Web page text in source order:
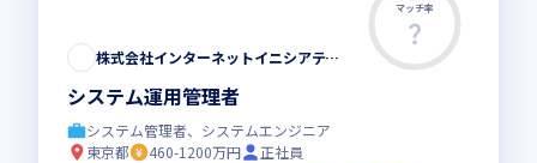
マッチ率
株式会社インターネットイニシアティブ
システム運用管理者
システム管理者、システムエンジニア
東京都
460-1200万円
正社員